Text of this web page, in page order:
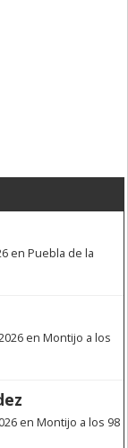
en Puebla de la
en Montijo a los
en Montijo a los 98